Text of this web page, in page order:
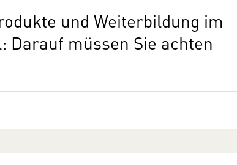
und Weiterbildung im
Darauf müssen Sie achten